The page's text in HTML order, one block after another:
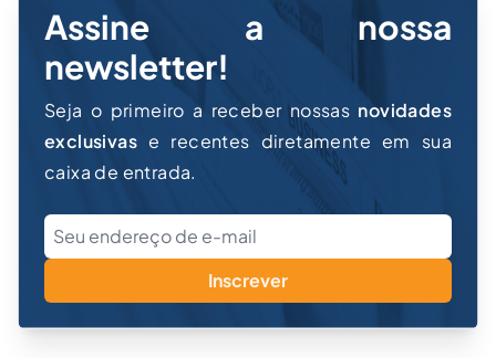
Assine a nossa
newsletter!
Seja o primeiro a receber nossas novidades
exclusivas e recentes diretamente em sua
caixa de entrada.
Inscrever